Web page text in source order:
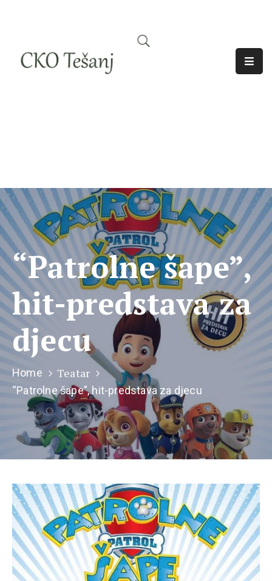
Nama
“Patrolne šape”,
hit-predstava za
djecu
Home Teatar
“Patrolne šape”, hit-predstava za djecu